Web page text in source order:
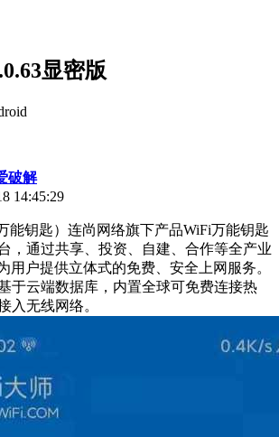
显密版
破解
14:45:29
能钥匙）连尚网络旗下产品WiFi万能钥匙
，通过共享、投资、自建、合作等全产业
用户提供立体式的免费、安全上网服务。
于云端数据库，内置全球可免费连接热
入无线网络。